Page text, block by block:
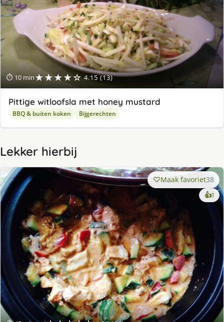
⏱ 10 min★★★★☆ 4.15 (13)
Pittige witloofsla met honey mustard
BBQ & buiten koken Bijgerechten
Lekker hierbij
Maak favoriet38
👍1